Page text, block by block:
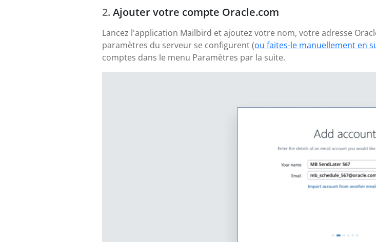
Ajouter votre compte Oracle.com
Lancez l'application Mailbird et ajoutez votre nom, votre adresse
paramètres du serveur se configurent (ou faites-le manuellement en
comptes dans le menu Paramètres par la suite.